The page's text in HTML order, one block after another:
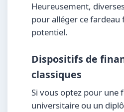
Heureusement,
pour alléger ce fardeau
potentiel.
Dispositifs de
classiques
Si vous optez pour une
universitaire ou un